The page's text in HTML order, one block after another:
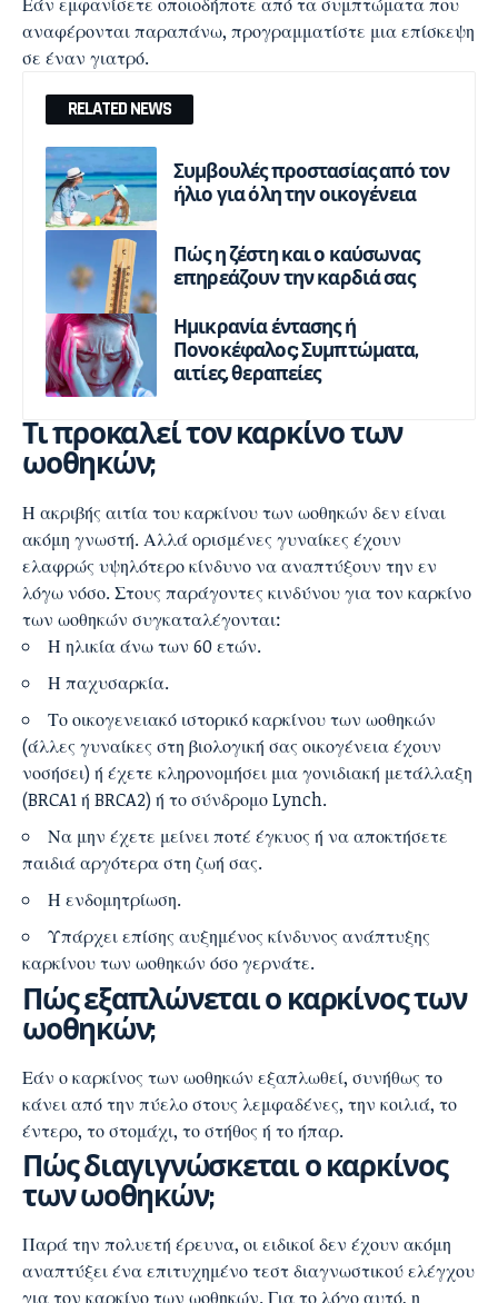
αναφέρονται παραπάνω, προγραμματίστε μια επίσκεψη
σε έναν γιατρό.
RELATED NEWS
Συμβουλές προστασίας από τον
ήλιο για όλη την οικογένεια
Πώς η ζέστη και ο καύσωνας
επηρεάζουν την καρδιά σας
Ημικρανία έντασης ή
Πονοκέφαλος; Συμπτώματα,
αιτίες, θεραπείες
Τι προκαλεί τον καρκίνο των
ωοθηκών;
Η ακριβής αιτία του καρκίνου των ωοθηκών δεν είναι
ακόμη γνωστή. Αλλά ορισμένες γυναίκες έχουν
ελαφρώς υψηλότερο κίνδυνο να αναπτύξουν την εν
λόγω νόσο. Στους παράγοντες κινδύνου για τον καρκίνο
των ωοθηκών συγκαταλέγονται:
Η ηλικία άνω των 60 ετών.
Η παχυσαρκία.
Το οικογενειακό ιστορικό καρκίνου των ωοθηκών
(άλλες γυναίκες στη βιολογική σας οικογένεια έχουν
νοσήσει) ή έχετε κληρονομήσει μια γονιδιακή μετάλλαξη
(BRCA1 ή BRCA2) ή το σύνδρομο Lynch.
Να μην έχετε μείνει ποτέ έγκυος ή να αποκτήσετε
παιδιά αργότερα στη ζωή σας.
Η ενδομητρίωση.
Υπάρχει επίσης αυξημένος κίνδυνος ανάπτυξης
καρκίνου των ωοθηκών όσο γερνάτε.
Πώς εξαπλώνεται ο καρκίνος των
ωοθηκών;
Εάν ο καρκίνος των ωοθηκών εξαπλωθεί, συνήθως το
κάνει από την πύελο στους λεμφαδένες, την κοιλιά, το
έντερο, το στομάχι, το στήθος ή το ήπαρ.
Πώς διαγιγνώσκεται ο καρκίνος
των ωοθηκών;
Παρά την πολυετή έρευνα, οι ειδικοί δεν έχουν ακόμη
αναπτύξει ένα επιτυχημένο τεστ διαγνωστικού ελέγχου
για τον καρκίνο των ωοθηκών. Για το λόγο αυτό, η